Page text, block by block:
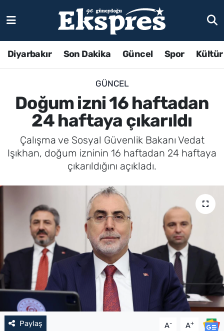
Diyarbakır Son Dakika Güncel Spor
GÜNCEL
Doğum izni 16 haftadan
24 haftaya çıkarıldı
Çalışma ve Sosyal Güvenlik Bakanı Vedat
Işıkhan, doğum izninin 16 haftadan 24 haftaya
çıkarıldığını açıkladı.
Paylaş A- A+